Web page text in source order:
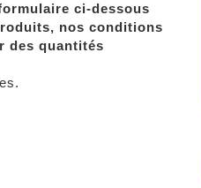
ci-dessous
nos conditions
des quantités